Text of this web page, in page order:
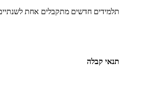
תלמידים חדשים מתקבלים אחת
תנאי קבלה